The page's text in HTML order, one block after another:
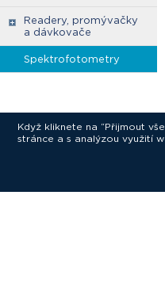
Readery, promývačky
a dávkovače
Spektrofotometry
Když kliknete na “Přijmout
stránce a s analýzou využití